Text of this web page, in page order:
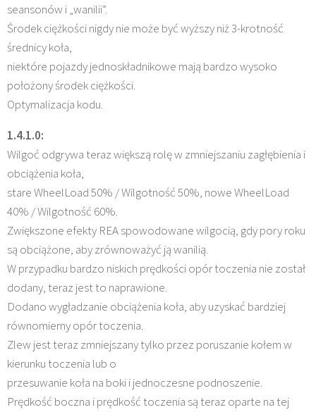
seansonów i „wanilii”.
Środek ciężkości nigdy nie może być wyższy niż 3-krotność
średnicy koła,
niektóre pojazdy jednoskładnikowe mają bardzo wysoko
położony środek ciężkości.
Optymalizacja kodu.
1.4.1.0:
Wilgoć odgrywa teraz większą rolę w zmniejszaniu zagłębienia i
obciążenia koła,
stare WheelLoad 50% / Wilgotność 50%, nowe WheelLoad
40% / Wilgotność 60%.
Zwiększone efekty REA spowodowane wilgocią, gdy pory roku
są obciążone, aby zrównoważyć ją wanilią.
W przypadku bardzo niskich prędkości opór toczenia nie został
dodany, teraz jest to naprawione.
Dodano wygładzanie obciążenia koła, aby uzyskać bardziej
równomierny opór toczenia.
Zlew jest teraz zmniejszany tylko przez poruszanie kołem w
kierunku toczenia lub o
przesuwanie koła na boki i jednoczesne podnoszenie.
Prędkość boczna i prędkość toczenia są teraz oparte na tej